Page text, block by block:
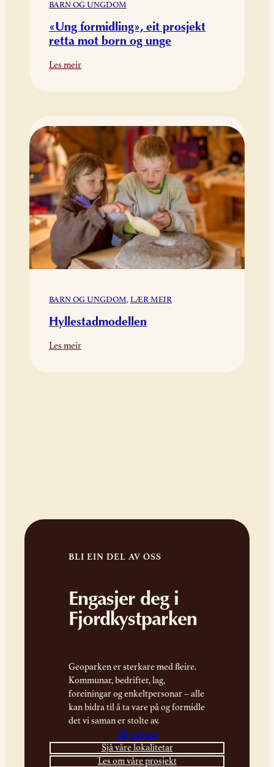
BARN OG UNGDOM
«Ung formidling», eit prosjekt
retta mot born og unge
Les meir:
mot
born
og
unge
BARN OG UNGDOM, LÆR MEIR
Hyllestadmodellen
Les meir:
BLI EIN DEL AV OSS
Engasjer deg i
Fjordkystparken
Geoparken er sterkare med fleire.
Kommunar, bedrifter, lag,
foreiningar og enkeltpersonar – alle
kan bidra til å ta vare på og formidle
det vi saman er stolte av.
Bli partnar
Sjå våre lokalitetar
Les om våre prosjekt